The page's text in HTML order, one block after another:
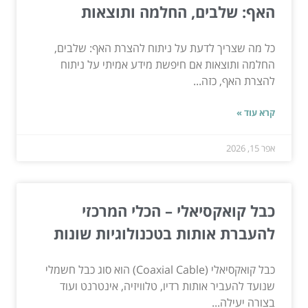
האף: שלבים, החלמה ותוצאות
כל מה שצריך לדעת על ניתוח להצרת האף: שלבים,
החלמה ותוצאות אם חיפשת מידע אמיתי על ניתוח
להצרת האף, כזה...
קרא עוד »
אפר 15, 2026
כבל קואקסיאלי – הכלי המרכזי
להעברת אותות בטכנולוגיות שונות
כבל קואקסיאלי (Coaxial Cable) הוא סוג כבל חשמלי
שנועד להעביר אותות רדיו, טלוויזיה, אינטרנט ועוד
בצורה יעילה...